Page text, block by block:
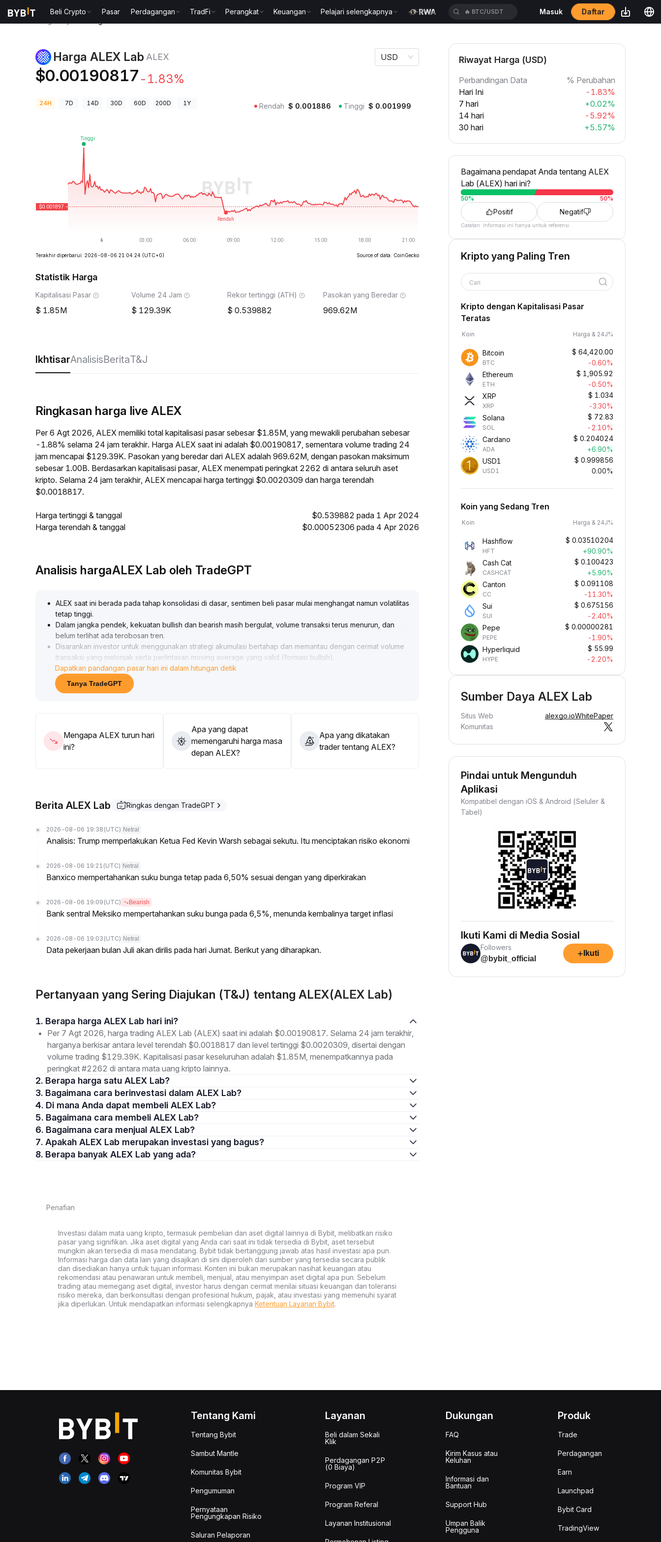
Beli Crypto Pasar Perdagangan TradFi Perangkat Keuangan Pelajari selengkapnya 🔥 BTC/USDT Masuk Daftar
Harga ALEX Lab ALEX
$0.00190817 -1.83%
USD
24H 7D 14D 30D 60D 200D 1Y Rendah $ 0.001886 Tinggi $ 0.001999
Terakhir diperbarui: 2026-08-06 21:04:24 (UTC+0) Source of data: CoinGecko
Statistik Harga
Kapitalisasi Pasar
1.85M
Volume 24 Jam
129.39K
Rekor tertinggi (ATH)
0.539882
Pasokan yang Beredar
969.62M
IkhtisarAnalisisBeritaT&J
Ringkasan harga live ALEX
Per 6 Agt 2026, ALEX memiliki total kapitalisasi pasar sebesar $1.85M, yang mewakili perubahan sebesar
-1.88% selama 24 jam terakhir. Harga ALEX saat ini adalah $0.00190817, sementara volume trading 24
jam mencapai $129.39K. Pasokan yang beredar dari ALEX adalah 969.62M, dengan pasokan maksimum
sebesar 1.00B. Berdasarkan kapitalisasi pasar, ALEX menempati peringkat 2262 di antara seluruh aset
kripto. Selama 24 jam terakhir, ALEX mencapai harga tertinggi $0.0020309 dan harga terendah
$0.0018817.
Harga tertinggi & tanggal
$0.539882 pada 1 Apr 2024
Harga terendah & tanggal
$0.00052306 pada 4 Apr 2026
Analisis hargaALEX Lab oleh TradeGPT
ALEX saat ini berada pada tahap konsolidasi di dasar, sentimen beli pasar mulai menghangat namun volatilitas
tetap tinggi.
Dalam jangka pendek, kekuatan bullish dan bearish masih bergulat, volume transaksi terus menurun, dan
belum terlihat ada terobosan tren.
Disarankan investor untuk menggunakan strategi akumulasi bertahap dan memantau dengan cermat volume
transaksi yang melonjak serta perlintasan moving average yang valid (formasi bullish)
Jika harga turun di bawah level support kunci, harus segera melakukan cut loss untuk mencegah risiko
breakout palsu akibat fluktuasi sentimen berulang
Pada tahap saat ini, menunggu konfirmasi tren dengan sabar lebih baik daripada memburu kenaikan secara
Dapatkan pandangan pasar hari ini dalam hitungan detik
Tanya TradeGPT
Mengapa ALEX turun hari
ini?
Apa yang dapat
memengaruhi harga masa
depan ALEX?
Apa yang dikatakan
trader tentang ALEX?
Berita ALEX Lab Ringkas dengan TradeGPT
2026-08-06 19:38 (UTC) Netral
Analisis: Trump memperlakukan Ketua Fed Kevin Warsh sebagai sekutu. Itu menciptakan risiko ekonomi
2026-08-06 19:21 (UTC) Netral
Banxico mempertahankan suku bunga tetap pada 6,50% sesuai dengan yang diperkirakan
2026-08-06 19:09 (UTC) Bearish
Bank sentral Meksiko mempertahankan suku bunga pada 6,5%, menunda kembalinya target inflasi
2026-08-06 19:03 (UTC) Netral
Data pekerjaan bulan Juli akan dirilis pada hari Jumat. Berikut yang diharapkan.
Pertanyaan yang Sering Diajukan (T&J) tentang ALEX(ALEX Lab)
1. Berapa harga ALEX Lab hari ini?
Per 7 Agt 2026, harga trading ALEX Lab (ALEX) saat ini adalah $0.00190817. Selama 24 jam terakhir,
harganya berkisar antara level terendah $0.0018817 dan level tertinggi $0.0020309, disertai dengan
volume trading $129.39K. Kapitalisasi pasar keseluruhan adalah $1.85M, menempatkannya pada
peringkat #2262 di antara mata uang kripto lainnya.
2. Berapa harga satu ALEX Lab?
3. Bagaimana cara berinvestasi dalam ALEX Lab?
4. Di mana Anda dapat membeli ALEX Lab?
5. Bagaimana cara membeli ALEX Lab?
6. Bagaimana cara menjual ALEX Lab?
7. Apakah ALEX Lab merupakan investasi yang bagus?
8. Berapa banyak ALEX Lab yang ada?
Penafian
Investasi dalam mata uang kripto, termasuk pembelian dan aset digital lainnya di Bybit, melibatkan risiko
pasar yang signifikan. Jika aset digital yang Anda cari saat ini tidak tersedia di Bybit, aset tersebut
mungkin akan tersedia di masa mendatang. Bybit tidak bertanggung jawab atas hasil investasi apa pun.
Informasi harga dan data lain yang disajikan di sini diperoleh dari sumber yang tersedia secara publik
dan disediakan hanya untuk tujuan informasi. Konten ini bukan merupakan nasihat keuangan atau
rekomendasi atau penawaran untuk membeli, menjual, atau menyimpan aset digital apa pun. Sebelum
trading atau memegang aset digital, investor harus dengan cermat menilai situasi keuangan dan toleransi
risiko mereka, dan berkonsultasi dengan profesional hukum, pajak, atau investasi yang memenuhi syarat
jika diperlukan. Untuk mendapatkan informasi selengkapnya Ketentuan Layanan Bybit.
Riwayat Harga (USD)
Perbandingan Data
% Perubahan
Hari Ini
-1.83%
7 hari
+0.02%
14 hari
-5.92%
30 hari
+5.57%
Bagaimana pendapat Anda tentang ALEX
Lab (ALEX) hari ini?
50% 50%
Positif Negatif
Catatan: Informasi ini hanya untuk referensi.
Kripto yang Paling Tren
Cari
Kripto dengan Kapitalisasi Pasar
Teratas
Koin Harga & 24J%
Bitcoin
BTC
$ 64,420.00
-0.60%
Ethereum
ETH
$ 1,905.92
-0.50%
XRP
XRP
$ 1.034
-3.30%
Solana
SOL
$ 72.83
-2.10%
Cardano
ADA
$ 0.204024
+6.90%
USD1
USD1
$ 0.999856
0.00%
Koin yang Sedang Tren
Koin Harga & 24J%
Hashflow
HFT
$ 0.03510204
+90.90%
Cash Cat
CASHCAT
$ 0.100423
+5.90%
Canton
CC
$ 0.091108
-11.30%
Sui
SUI
$ 0.675156
-2.40%
Pepe
PEPE
$ 0.00000281
-1.90%
Hyperliquid
HYPE
$ 55.99
-2.20%
Sumber Daya ALEX Lab
Situs Web alexgo.ioWhitePaper
Komunitas
Pindai untuk Mengunduh
Aplikasi
Kompatibel dengan iOS & Android (Seluler &
Tabel)
Ikuti Kami di Media Sosial
Followers
@bybit_official
+ Ikuti
Tentang Kami
Tentang Bybit
Sambut Mantle
Komunitas Bybit
Pengumuman
Pernyataan
Pengungkapan Risiko
Saluran Pelaporan
Layanan
Beli dalam Sekali
Klik
Perdagangan P2P
(0 Biaya)
Program VIP
Program Referal
Layanan Institusional
Dukungan
FAQ
Kirim Kasus atau
Keluhan
Informasi dan
Bantuan
Support Hub
Umpan Balik
Pengguna
Produk
Trade
Perdagangan
Earn
Launchpad
Bybit Card
TradingView